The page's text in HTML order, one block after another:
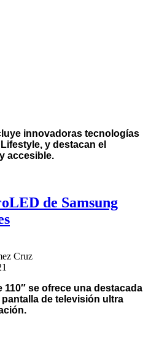
innovadoras tecnologías
y destacan el
accesible.
de Samsung
Cruz
110″ se ofrece una destacada
de televisión ultra